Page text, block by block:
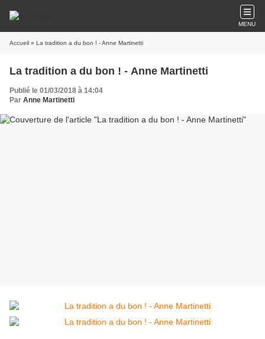
MENU
Accueil » La tradition a du bon ! - Anne Martinetti
La tradition a du bon ! - Anne Martinetti
Publié le 01/03/2018 à 14:04
Par Anne Martinetti